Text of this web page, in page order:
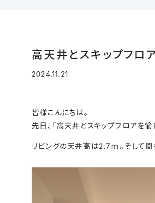
高天井とスキップフロ
2024.11.21
皆様こんにちは。
先日、「高天井とスキップフロアを
リビングの天井高は2.7ｍ。そして